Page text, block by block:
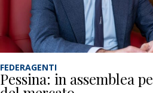
FEDERAGENTI
Pessina: in assemblea